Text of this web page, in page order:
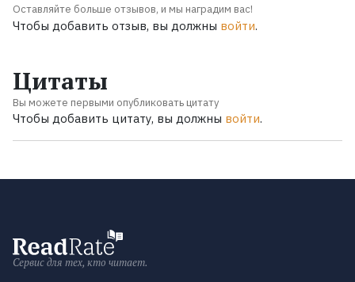
Оставляйте больше отзывов, и мы наградим вас!
Чтобы добавить отзыв, вы должны войти.
Цитаты
Вы можете первыми опубликовать цитату
Чтобы добавить цитату, вы должны войти.
Сервис для тех, кто читает.